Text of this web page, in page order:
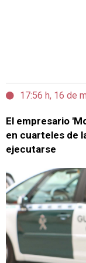
17:56 h, 16 de
El empresario
en cuarteles de
ejecutarse